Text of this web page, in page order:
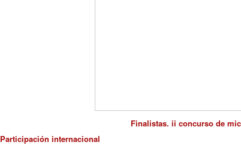
Finalistas. ii concurso de
Participación internacional